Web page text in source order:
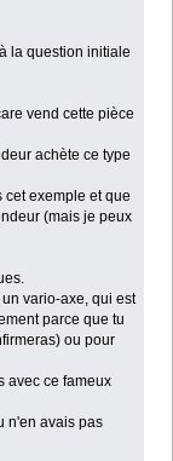
la question initiale
vend cette pièce
achète ce type
exemple et que
(mais je peux
vario-axe, qui est
parce que tu
ou pour
avec ce fameux
n'en avais pas